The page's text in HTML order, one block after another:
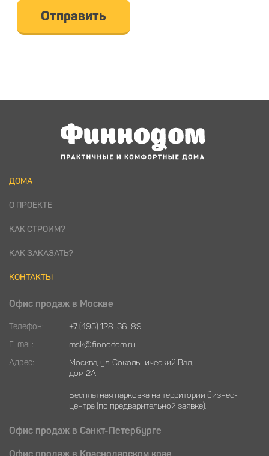
Отправить
ДОМА
О ПРОЕКТЕ
КАК СТРОИМ?
КАК ЗАКАЗАТЬ?
КОНТАКТЫ
Офис продаж в Москве
Телефон: +7 (495) 128-36-89
E-mail: msk@finnodom.ru
Адрес:
Москва, ул. Сокольнический Вал,
дом 2А
Бесплатная парковка на территории бизнес-
центра (по предварительной заявке).
Офис продаж в Санкт-Петербурге